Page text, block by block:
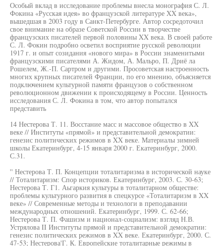
Особый вклад в исследование проблемы внесла монография С. Л.
Фокина «Русская идея» во французской литературе XX века»,
вышедшая в 2003 году в Санкт-Петербурге. Автор сосредоточил
свое внимание на образе Советской России в творчестве
французских писателей первой половины XX века. В своей работе
С. Л. Фокин подробно осветил восприятие русской революции
1917 г. и опыт созидания «нового мира» в России знаменитыми
французскими писателями А. Жидом, А. Мальро, П. Дриё ла
Рошелем, Ж.-П. Сартром и другими. Просоветская настроенность
многих крупных писателей Франции, по его мнению, объясняется
подключением культурной памяти французов о собственном
революционном движении к происходящему в России. Ценность
исследования С. Л. Фокина в том, что автор попытался
представить
14 Нестерова Т. 11. Восстание масс и массовое общество в XX
веке // Институты «прямой» и представительной демократии:
генезис политических режимов в XX веке. Материалы зимней
школы Екатеринбург, 4-15 января 2000 г. Екатеринбург, 2000.
С.31.
'' Нестерова Т. П. Концепции тоталитаризма в исторической науке
// Тоталитаризм: Спор историков. Екатеринбург, 2003. С. 30-63;
Нестерова Т. Г1. Аьгаркия культуры в тоталитарном обществе:
проблемы культурного развития в спецкурсе «Тоталитаризм в XX
веке» // Современные методы и технологи в преподавании
международных отношений. Екатеринбург, 1999. С. 62-66;
Нестерова Т. П. Фашизм и национал-социализм: взгляд Н.В.
Устрялова II Институты прямой и представительной демократии:
генезис политических режимов в XX веке. Екатеринбург, 2000. С.
47-53; Нестерова'Г. К. Европейские тоталитарные режимы в